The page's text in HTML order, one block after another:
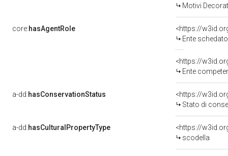
Motivi
core:hasAgentRole
<https://
Ente
<https://
Ente competente per tutela
a-dd:hasConservationStatus
<https://
Stato di
a-dd:hasCulturalPropertyType
scodella